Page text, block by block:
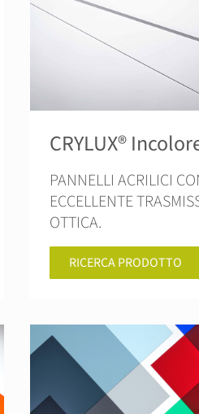
CRYLUX®
PANNELLI ACRILICI
ECCELLENTE
OTTICA.
RICERCA PRODOTTO